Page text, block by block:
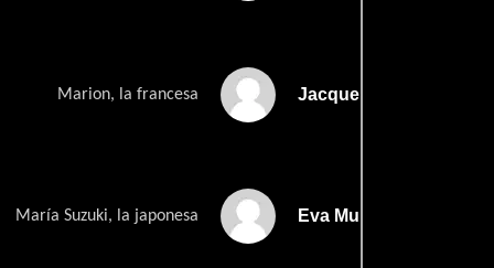
Marion, la francesa Jacqueline Fellay
María Suzuki, la japonesa Eva Muller